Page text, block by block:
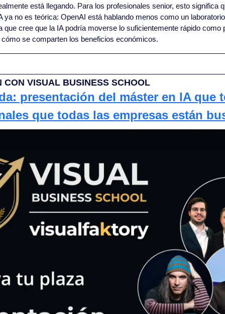
está llegando. Para los profesionales senior, esto significa
ya no es teórica: OpenAI está hablando menos como un
que cree que la IA podría moverse lo suficientemente rápido como
se comparten los beneficios económicos.
CON VISUAL BUSINESS SCHOOL
presentación del máster en IA que
que todas las empresas están